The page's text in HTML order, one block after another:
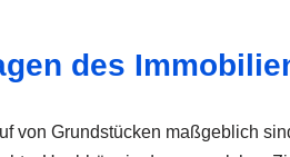
des
von Grundstücken maßgeblich